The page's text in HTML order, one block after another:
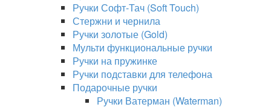
Ручки Софт-Тач (Soft Touch)
Стержни и чернила
Ручки золотые (Gold)
Мульти функциональные ручки
Ручки на пружинке
Ручки подставки для телефона
Подарочные ручки
Ручки Ватерман (Waterman)